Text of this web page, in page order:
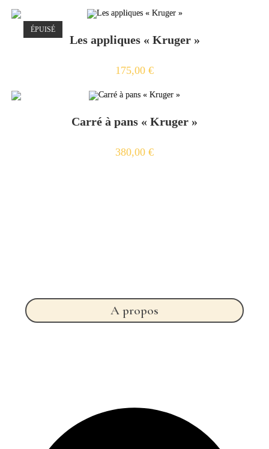
ÉPUISÉ
Les appliques « Kruger »
175,00 €
Carré à pans « Kruger »
380,00 €
A propos